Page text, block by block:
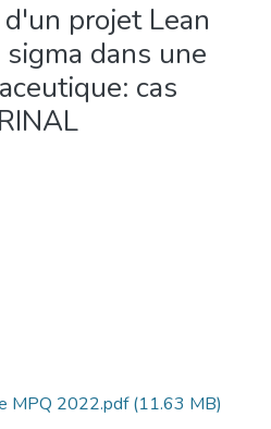
projet Lean
dans une
cas
MPQ 2022.pdf(11.63 MB)